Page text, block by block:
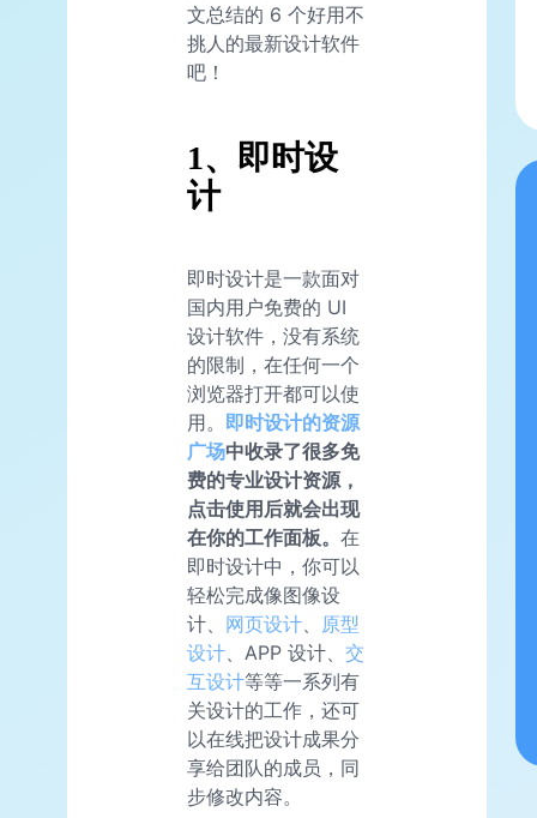
文总结的 6 个好用不
挑人的最新设计软件
吧！
1、即时设
计
即时设计是一款面对
国内用户免费的 UI
设计软件，没有系统
的限制，在任何一个
浏览器打开都可以使
用。 即时设计的资源
广场中收录了很多免
费的专业设计资源，
点击使用后就会出现
在你的工作面板。 在
即时设计中，你可以
轻松完成像图像设
计、 网页设计
原型
设计 、APP 设计、 交
互设计等等一系列有
关设计的工作，还可
以在线把设计成果分
享给团队的成员，同
步修改内容。